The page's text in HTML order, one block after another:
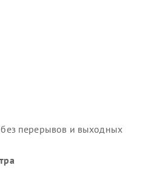
перерывов и выходных